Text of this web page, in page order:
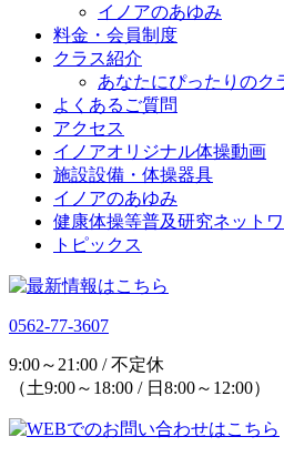
イノアのあゆみ
料金・会員制度
クラス紹介
あなたにぴったりのク
よくあるご質問
アクセス
イノアオリジナル体操動画
施設設備・体操器具
イノアのあゆみ
健康体操等普及研究ネット
トピックス
0562-77-3607
9:00～21:00 / 不定休
（土9:00～18:00 / 日8:00～12:00）